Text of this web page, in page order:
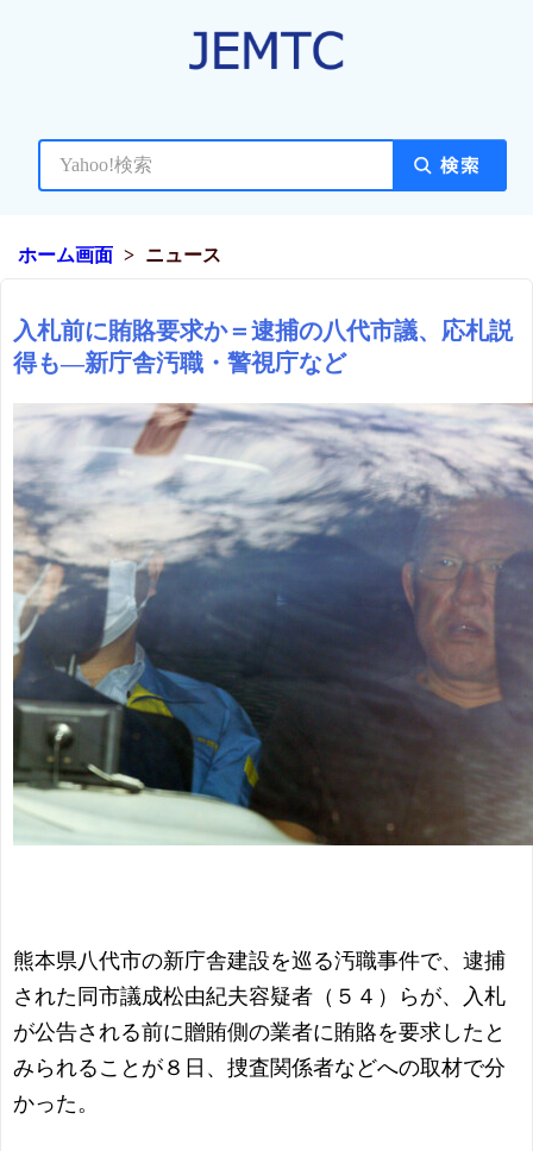
ホーム画面 ニュース
入札前に賄賂要求か＝逮捕の八代市議、応札説
得も―新庁舎汚職・警視庁など
熊本県八代市の新庁舎建設を巡る汚職事件で、逮捕
された同市議成松由紀夫容疑者（５４）らが、入札
が公告される前に贈賄側の業者に賄賂を要求したと
みられることが８日、捜査関係者などへの取材で分
かった。